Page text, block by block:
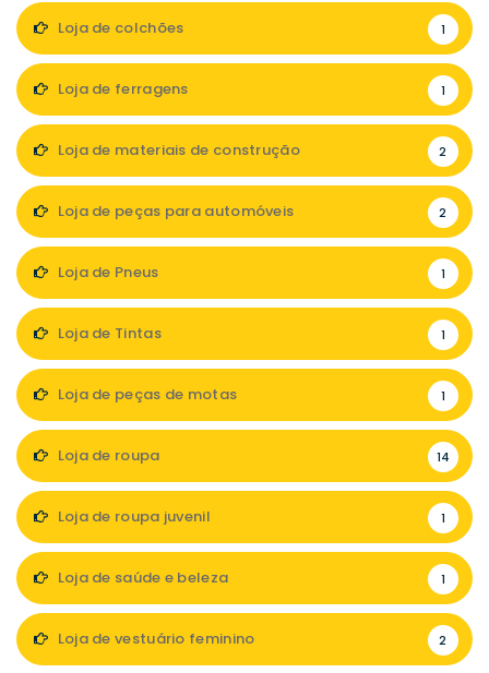
Loja de colchões 1
Loja de ferragens 1
Loja de materiais de construção 2
Loja de peças para automóveis 2
Loja de Pneus 1
Loja de Tintas 1
Loja de peças de motas 1
Loja de roupa 14
Loja de roupa juvenil 1
Loja de saúde e beleza 1
Loja de vestuário feminino 2